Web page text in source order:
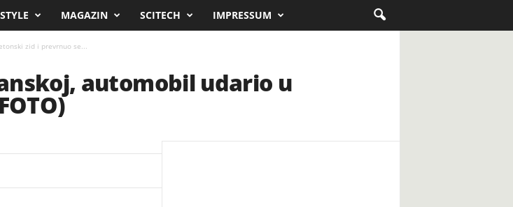
MAGAZIN SCITECH IMPRESSUM
zid i prevrnuo se...
automobil udario u